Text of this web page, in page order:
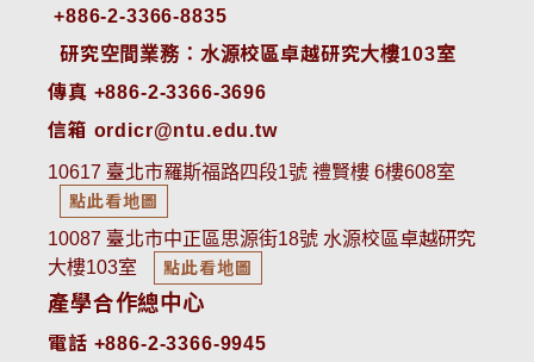
+886-2-3366-8835
研究空間業務：水源校區卓越研究大樓103室
傳真 +886-2-3366-3696
信箱 ordicr@ntu.edu.tw
10617 臺北市羅斯福路四段1號 禮賢樓 6樓608室
點此看地圖
10087 臺北市中正區思源街18號 水源校區卓越研究
大樓103室
點此看地圖
產學合作總中心
電話 +886-2-3366-9945